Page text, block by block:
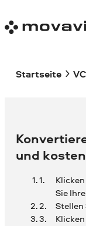
Startseite
und
Sie Ihre
Stellen